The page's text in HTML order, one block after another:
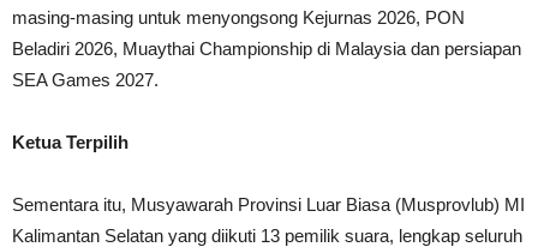
masing-masing untuk menyongsong Kejurnas 2026, PON
Beladiri 2026, Muaythai Championship di Malaysia dan persiapan
SEA Games 2027.
Ketua Terpilih
Sementara itu, Musyawarah Provinsi Luar Biasa (Musprovlub) MI
Kalimantan Selatan yang diikuti 13 pemilik suara, lengkap seluruh